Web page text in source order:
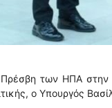
των ΗΠΑ στην
ο Υπουργός